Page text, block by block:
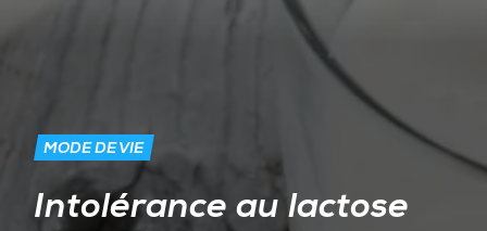
MODE DE VIE
Intolérance au lactose